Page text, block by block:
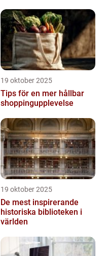
19 oktober 2025
Tips för en mer hållbar
shoppingupplevelse
19 oktober 2025
De mest inspirerande
historiska biblioteken i
världen